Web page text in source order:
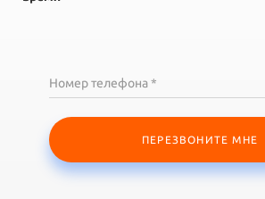
Номер телефона *
ПЕРЕЗВОНИТЕ МНЕ